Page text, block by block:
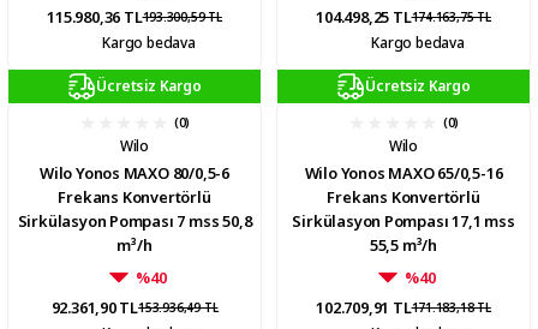
115.980,36 TL193.300,59 TL
Kargo bedava
104.498,25 TL174.163,75 TL
Kargo bedava
Ücretsiz Kargo
(0)
Wilo
Wilo Yonos MAXO 80/0,5-6
Frekans Konvertörlü
Sirkülasyon Pompası 7 mss 50,8
m³/h
%40
92.361,90 TL153.936,49 TL
Ücretsiz Kargo
(0)
Wilo
Wilo Yonos MAXO 65/0,5-16
Frekans Konvertörlü
Sirkülasyon Pompası 17,1 mss
55,5 m³/h
%40
102.709,91 TL171.183,18 TL